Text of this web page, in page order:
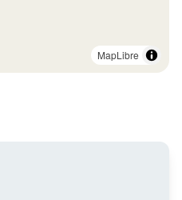
MapLibre